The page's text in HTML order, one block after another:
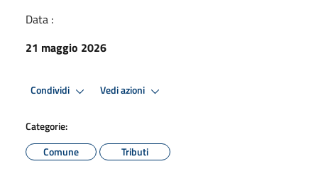
Data :
21 maggio 2026
Condividi Vedi azioni
Categorie:
Comune
Tributi